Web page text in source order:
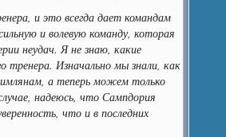
и это всегда дает командам
и волевую команду, которая
неудач. Я не знаю, какие
тренера. Изначально мы знали, как
а теперь можем только
надеюсь, что Сампдория
что и в последних